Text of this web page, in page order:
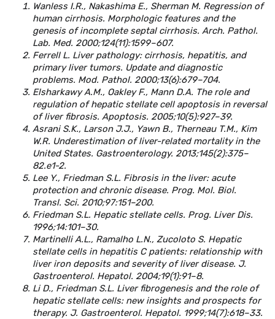
Wanless I.R., Nakashima E., Sherman M. Regression of
human cirrhosis. Morphologic features and the
genesis of incomplete septal cirrhosis. Arch. Pathol.
Lab. Med. 2000;124(11):1599–607.
Ferrell L. Liver pathology: cirrhosis, hepatitis, and
primary liver tumors. Update and diagnostic
problems. Mod. Pathol. 2000;13(6):679–704.
Elsharkawy A.M., Oakley F., Mann D.A. The role and
regulation of hepatic stellate cell apoptosis in reversal
of liver fibrosis. Apoptosis. 2005;10(5):927–39.
Asrani S.K., Larson J.J., Yawn B., Therneau T.M., Kim
W.R. Underestimation of liver-related mortality in the
United States. Gastroenterology. 2013;145(2):375–
82.e1-2.
Lee Y., Friedman S.L. Fibrosis in the liver: acute
protection and chronic disease. Prog. Mol. Biol.
Transl. Sci. 2010;97:151–200.
Friedman S.L. Hepatic stellate cells. Prog. Liver Dis.
1996;14:101–30.
Martinelli A.L., Ramalho L.N., Zucoloto S. Hepatic
stellate cells in hepatitis C patients: relationship with
liver iron deposits and severity of liver disease. J.
Gastroenterol. Hepatol. 2004;19(1):91–8.
Li D., Friedman S.L. Liver fibrogenesis and the role of
hepatic stellate cells: new insights and prospects for
therapy. J. Gastroenterol. Hepatol. 1999;14(7):618–33.